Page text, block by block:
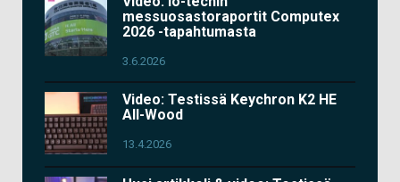
messuosastoraportit Computex
2026 -tapahtumasta
3.6.2026
Video: Testissä Keychron K2 HE
All-Wood
13.4.2026